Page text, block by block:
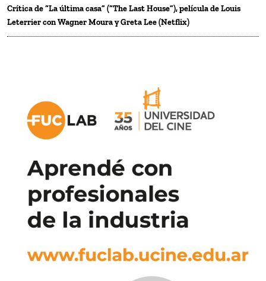
Crítica de “La última casa” (“The Last House”), película de Louis
Leterrier con Wagner Moura y Greta Lee (Netflix)